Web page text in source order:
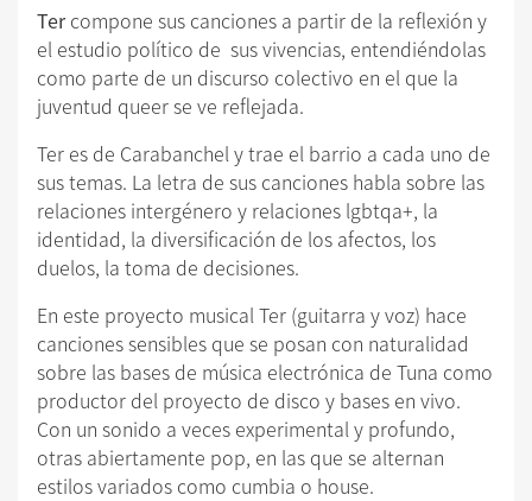
Tercompone sus canciones a partir de la reflexión y
el estudio político de sus vivencias, entendiéndolas
como parte de un discurso colectivo en el que la
juventud queer se ve reflejada.
Ter es de Carabanchel y trae el barrio a cada uno de
sus temas. La letra de sus canciones habla sobre las
relaciones intergénero y relaciones lgbtqa+, la
identidad, la diversificación de los afectos, los
duelos, la toma de decisiones.
En este proyecto musical Ter (guitarra y voz) hace
canciones sensibles que se posan con naturalidad
sobre las bases de música electrónica de Tuna como
productor del proyecto de disco y bases en vivo.
Con un sonido a veces experimental y profundo,
otras abiertamente pop, en las que se alternan
estilos variados como cumbia o house.